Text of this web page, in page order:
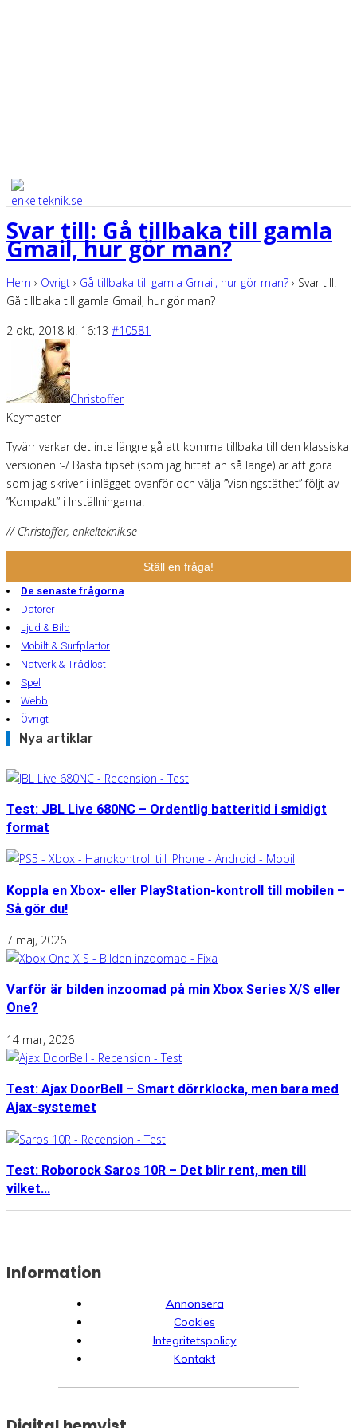
Svar till: Gå tillbaka till gamla
Gmail, hur gör man?
Hem › Övrigt › Gå tillbaka till gamla Gmail, hur gör man? › Svar till:
Gå tillbaka till gamla Gmail, hur gör man?
2 okt, 2018 kl. 16:13 #10581
Christoffer
Keymaster
Tyvärr verkar det inte längre gå att komma tillbaka till den klassiska
versionen :-/ Bästa tipset (som jag hittat än så länge) är att göra
som jag skriver i inlägget ovanför och välja ”Visningstäthet” följt av
”Kompakt” i Inställningarna.
// Christoffer, enkelteknik.se
Ställ en fråga!
De senaste frågorna
Datorer
Ljud & Bild
Mobilt & Surfplattor
Nätverk & Trådlöst
Spel
Webb
Övrigt
Nya artiklar
Test: JBL Live 680NC – Ordentlig batteritid i smidigt
format
Koppla en Xbox- eller PlayStation-kontroll till mobilen –
Så gör du!
7 maj, 2026
Varför är bilden inzoomad på min Xbox Series X/S eller
One?
14 mar, 2026
Test: Ajax DoorBell – Smart dörrklocka, men bara med
Ajax-systemet
Test: Roborock Saros 10R – Det blir rent, men till
vilket...
Information
Annonsera
Cookies
Integritetspolicy
Kontakt